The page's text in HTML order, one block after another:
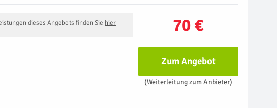
70 €
dieses Angebots finden Sie hier
Zum Angebot
(Weiterleitung zum Anbieter)